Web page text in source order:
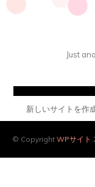
Just
新しいサイトを作
© Copyright WPサイト